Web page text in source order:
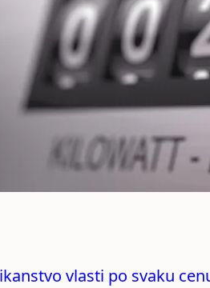
vlasti po svaku